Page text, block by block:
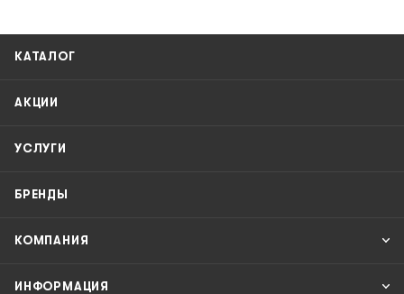
КАТАЛОГ
АКЦИИ
УСЛУГИ
БРЕНДЫ
КОМПАНИЯ
ИНФОРМАЦИЯ